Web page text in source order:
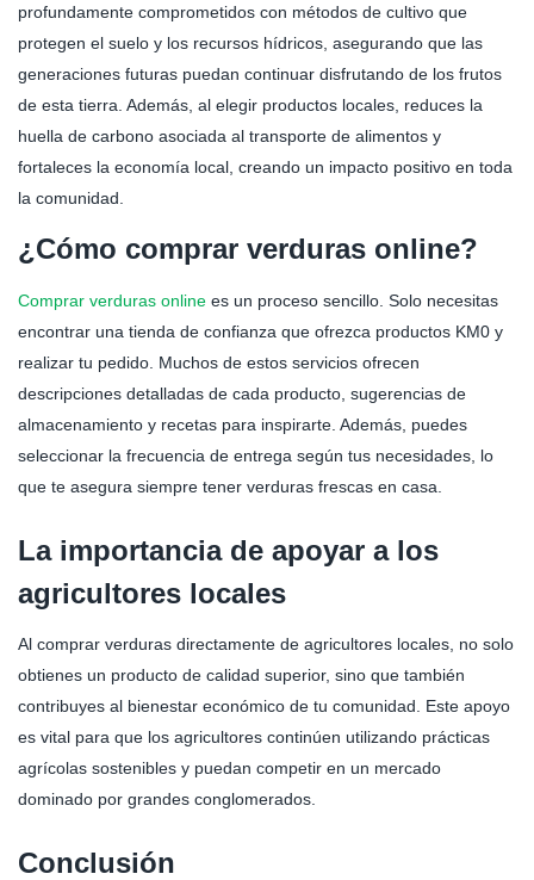
profundamente comprometidos con métodos de cultivo que
protegen el suelo y los recursos hídricos, asegurando que las
generaciones futuras puedan continuar disfrutando de los frutos
de esta tierra. Además, al elegir productos locales, reduces la
huella de carbono asociada al transporte de alimentos y
fortaleces la economía local, creando un impacto positivo en toda
la comunidad.
¿Cómo comprar verduras online?
Comprar verduras online es un proceso sencillo. Solo necesitas
encontrar una tienda de confianza que ofrezca productos KM0 y
realizar tu pedido. Muchos de estos servicios ofrecen
descripciones detalladas de cada producto, sugerencias de
almacenamiento y recetas para inspirarte. Además, puedes
seleccionar la frecuencia de entrega según tus necesidades, lo
que te asegura siempre tener verduras frescas en casa.
La importancia de apoyar a los
agricultores locales
Al comprar verduras directamente de agricultores locales, no solo
obtienes un producto de calidad superior, sino que también
contribuyes al bienestar económico de tu comunidad. Este apoyo
es vital para que los agricultores continúen utilizando prácticas
agrícolas sostenibles y puedan competir en un mercado
dominado por grandes conglomerados.
Conclusión